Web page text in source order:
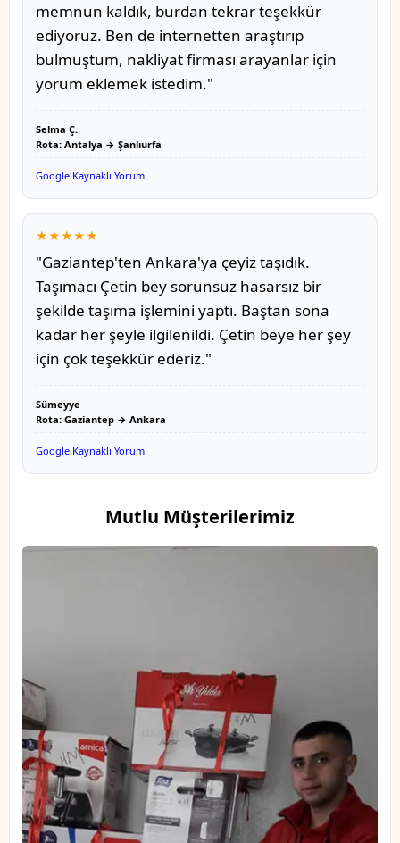
memnun kaldık, burdan tekrar teşekkür
ediyoruz. Ben de internetten araştırıp
bulmuştum, nakliyat firması arayanlar için
yorum eklemek istedim."
Selma Ç.
Rota: Antalya → Şanlıurfa
Google Kaynaklı Yorum
★★★★★
"Gaziantep'ten Ankara'ya çeyiz taşıdık.
Taşımacı Çetin bey sorunsuz hasarsız bir
şekilde taşıma işlemini yaptı. Baştan sona
kadar her şeyle ilgilenildi. Çetin beye her şey
için çok teşekkür ederiz."
Sümeyye
Rota: Gaziantep → Ankara
Google Kaynaklı Yorum
Mutlu Müşterilerimiz